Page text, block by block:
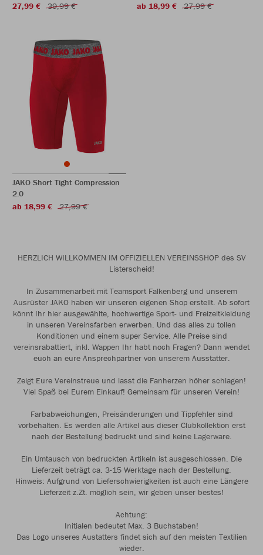
27,99 €
39,99 €
ab 18,99 €
27,99 €
JAKO Short Tight Compression
2.0
ab 18,99 €
27,99 €
HERZLICH WILLKOMMEN IM OFFIZIELLEN VEREINSSHOP des SV
Listerscheid!
In Zusammenarbeit mit Teamsport Falkenberg und unserem
Ausrüster JAKO haben wir unseren eigenen Shop erstellt. Ab sofort
könnt Ihr hier ausgewählte, hochwertige Sport- und Freizeitkleidung
in unseren Vereinsfarben erwerben. Und das alles zu tollen
Konditionen und einem super Service. Alle Preise sind
vereinsrabattiert, inkl. Wappen Ihr habt noch Fragen? Dann wendet
euch an eure Ansprechpartner von unserem Ausstatter.
Zeigt Eure Vereinstreue und lasst die Fanherzen höher schlagen!
Viel Spaß bei Eurem Einkauf! Gemeinsam für unseren Verein!
Farbabweichungen, Preisänderungen und Tippfehler sind
vorbehalten. Es werden alle Artikel aus dieser Clubkollektion erst
nach der Bestellung bedruckt und sind keine Lagerware.
Ein Umtausch von bedruckten Artikeln ist ausgeschlossen. Die
Lieferzeit beträgt ca. 3-15 Werktage nach der Bestellung.
Hinweis: Aufgrund von Lieferschwierigkeiten ist auch eine Längere
Lieferzeit z.Zt. möglich sein, wir geben unser bestes!
Achtung:
Initialen bedeutet Max. 3 Buchstaben!
Das Logo unseres Austatters findet sich auf den meisten Textilien
wieder.